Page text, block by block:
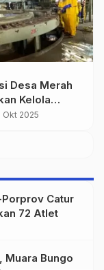
2026 Jadi
Termahal,
Tembus
Mei 2026
Catur
72 Atlet
Muara Bungo